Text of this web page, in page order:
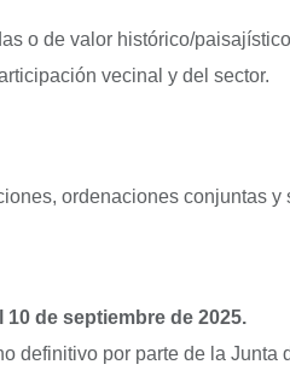
o de valor histórico/
vecinal y del sector.
ordenaciones conjuntas y
de septiembre de 2025.
definitivo por parte de la Junta